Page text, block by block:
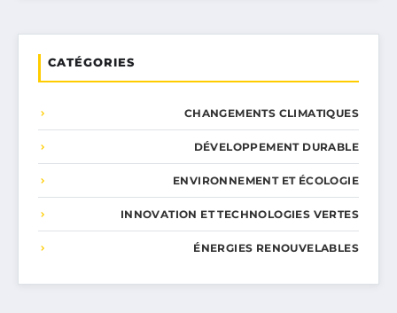
CATÉGORIES
CHANGEMENTS CLIMATIQUES
DÉVELOPPEMENT DURABLE
ENVIRONNEMENT ET ÉCOLOGIE
INNOVATION ET TECHNOLOGIES VERTES
ÉNERGIES RENOUVELABLES